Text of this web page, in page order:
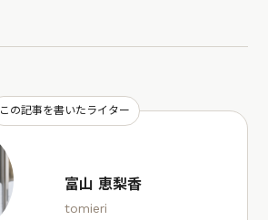
この記事を書いたライター
富山 恵梨香
tomieri